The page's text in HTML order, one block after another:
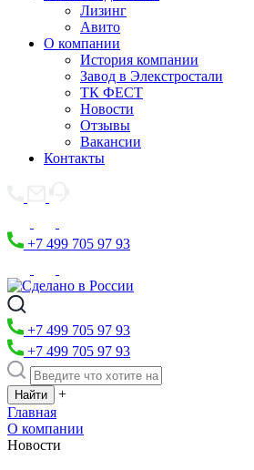
Лизинг
Авито
О компании
История компании
Завод в Элекстростали
ТК ФЕСТ
Новости
Отзывы
Вакансии
Контакты
+7 499 705 97 93
+7 499 705 97 93
+7 499 705 97 93
+
Главная
О компании
Новости